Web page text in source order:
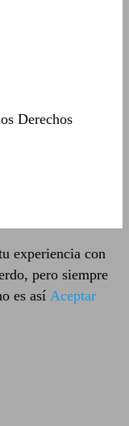
Derechos
experiencia con
pero siempre
es así Aceptar